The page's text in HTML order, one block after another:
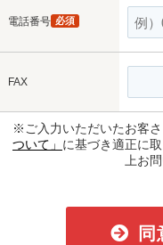
電話番号 必須
FAX
※ご入力いただいたお客さ
ついて」 に基づき適正に
上お